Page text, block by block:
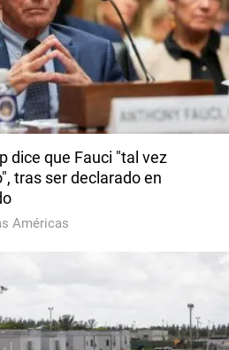
dice que Fauci "tal vez
tras ser declarado en
Américas